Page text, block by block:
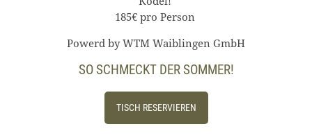
185€ pro Person
Powerd by WTM Waiblingen GmbH
SO SCHMECKT DER SOMMER!
TISCH RESERVIEREN